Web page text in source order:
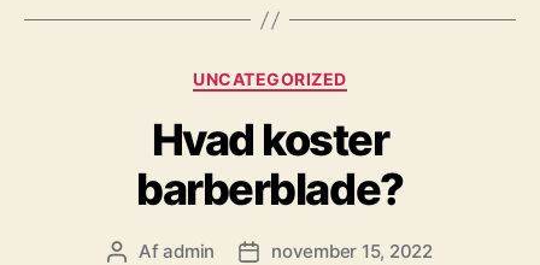
Kategorier
UNCATEGORIZED
Hvad koster
barberblade?
Indlægsforfatter
Afadmin Indlægsdato
november 15, 2022